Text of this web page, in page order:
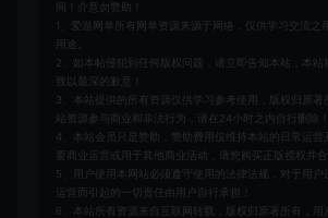
间！介意勿赞助！
1、爱游网单所有网单资源来源于网络，仅供学习交流之
用途。
2、如本帖侵犯到任何版权问题，请立即告知本站，本站
致以最深的歉意！
3、本站提供的所有资源仅供学习参考使用，版权归原著
站资源参与商业和非法行为，请在24小时之内自行删除！
4、本站会员只是赞助，赞助费用仅维持本站的日常运营
要商业运营或用于其他商业活动，请您购买正版授权并合
5、用户使用本网站必须遵守使用的法律法规，对于用户
运营而引起的一切责任由用户自行承担！
6、本站所有资源来自互联网转载，版权归原著所有，用